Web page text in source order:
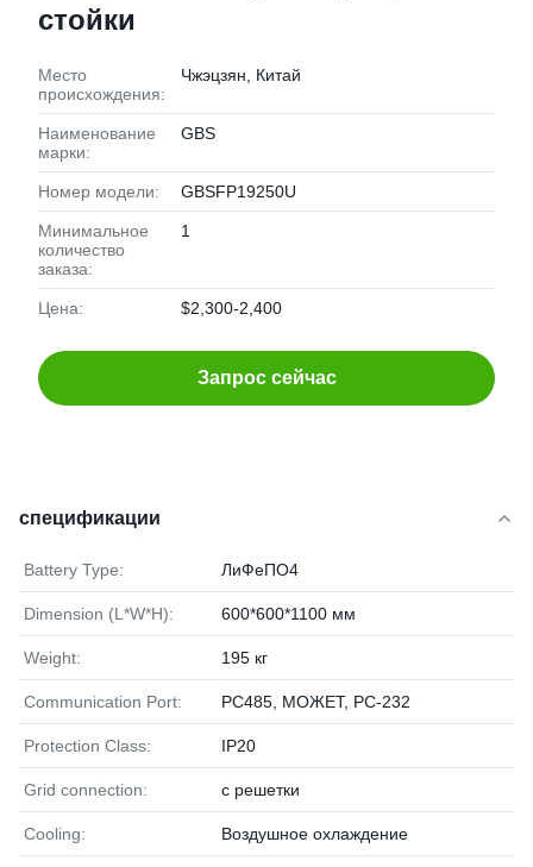
стойки
Место
происхождения:
Чжэцзян, Китай
Наименование
марки:
GBS
Номер модели: GBSFP19250U
Минимальное
количество
заказа:
1
Цена: $2,300-2,400
Запрос сейчас
спецификации
Battery Type: ЛиФеПО4
Dimension (L*W*H): 600*600*1100 мм
Weight: 195 кг
Communication Port: РС485, МОЖЕТ, РС-232
Protection Class: IP20
Grid connection: с решетки
Cooling: Воздушное охлаждение